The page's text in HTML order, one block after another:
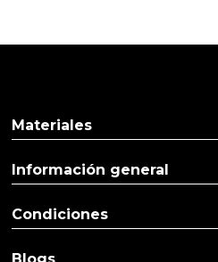
Materiales
Información general
Condiciones